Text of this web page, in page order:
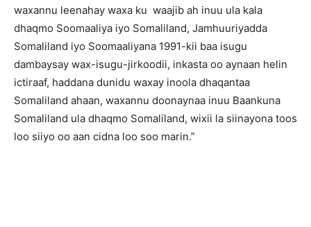
waxannu leenahay waxa ku waajib ah inuu ula kala
dhaqmo Soomaaliya iyo Somaliland, Jamhuuriyadda
Somaliland iyo Soomaaliyana 1991-kii baa isugu
dambaysay wax-isugu-jirkoodii, inkasta oo aynaan helin
ictiraaf, haddana dunidu waxay inoola dhaqantaa
Somaliland ahaan, waxannu doonaynaa inuu Baankuna
Somaliland ula dhaqmo Somaliland, wixii la siinayona toos
loo siiyo oo aan cidna loo soo marin.”